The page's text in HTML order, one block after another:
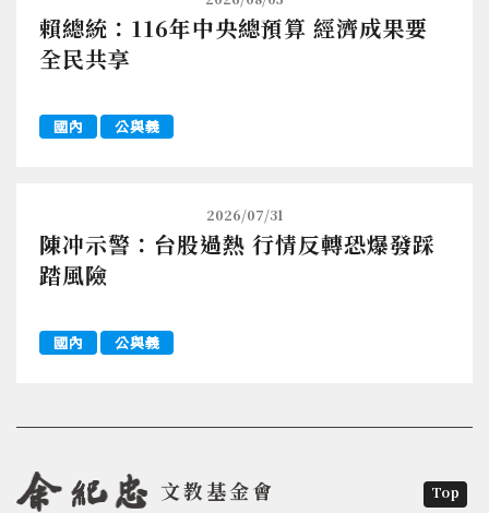
賴總統：116年中央總預算 經濟成果要
全民共享
國內 公與義
2026/07/31
陳冲示警：台股過熱 行情反轉恐爆發踩
踏風險
國內 公與義
文教基金會 Top